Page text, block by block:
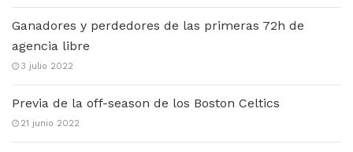
Ganadores y perdedores de las primeras 72h de
agencia libre
3 julio 2022
Previa de la off-season de los Boston Celtics
21 junio 2022